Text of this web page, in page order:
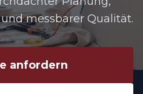
messbarer Qualität.
anfordern